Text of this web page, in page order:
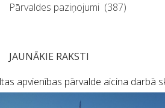
Pārvaldes paziņojumi (387)
JAUNĀKIE RAKSTI
apvienības pārvalde aicina darbā